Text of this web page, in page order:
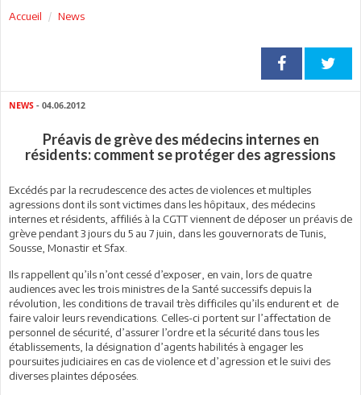
Accueil News
NEWS - 04.06.2012
Préavis de grève des médecins internes en
résidents: comment se protéger des agressions
Excédés par la recrudescence des actes de violences et multiples
agressions dont ils sont victimes dans les hôpitaux, des médecins
internes et résidents, affiliés à la CGTT viennent de déposer un préavis de
grève pendant 3 jours du 5 au 7 juin, dans les gouvernorats de Tunis,
Sousse, Monastir et Sfax.
Ils rappellent qu’ils n’ont cessé d’exposer, en vain, lors de quatre
audiences avec les trois ministres de la Santé successifs depuis la
révolution, les conditions de travail très difficiles qu’ils endurent et de
faire valoir leurs revendications. Celles-ci portent sur l’affectation de
personnel de sécurité, d’assurer l’ordre et la sécurité dans tous les
établissements, la désignation d’agents habilités à engager les
poursuites judiciaires en cas de violence et d’agression et le suivi des
diverses plaintes déposées.